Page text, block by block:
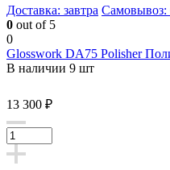
Доставка: завтра Самовывоз:
0 out of 5
0
Glosswork DA75 Polisher
В наличии 9 шт
13 300 ₽